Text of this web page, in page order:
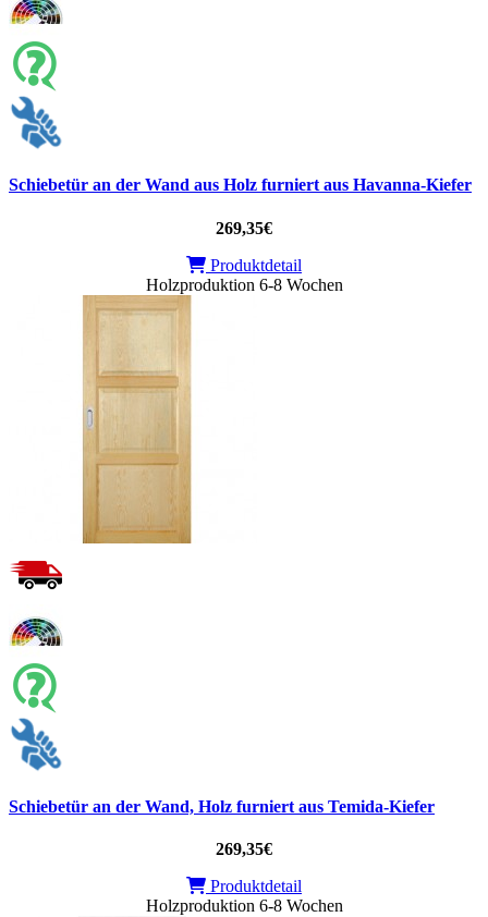
Schiebetür an der Wand aus Holz furniert aus Havanna-Kiefer
269,35€
Produktdetail
Holzproduktion 6-8 Wochen
Schiebetür an der Wand, Holz furniert aus Temida-Kiefer
269,35€
Produktdetail
Holzproduktion 6-8 Wochen